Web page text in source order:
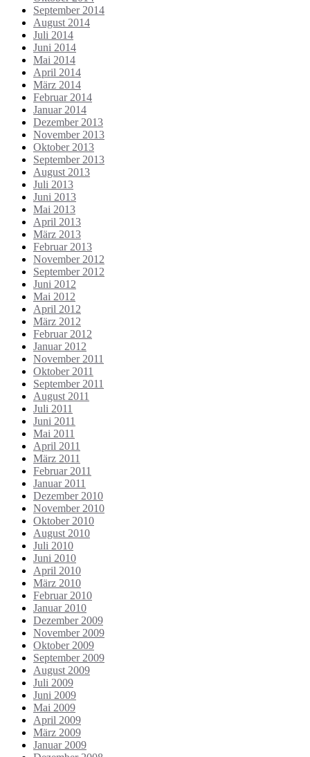
September 2014
August 2014
Juli 2014
Juni 2014
Mai 2014
April 2014
März 2014
Februar 2014
Januar 2014
Dezember 2013
November 2013
Oktober 2013
September 2013
August 2013
Juli 2013
Juni 2013
Mai 2013
April 2013
März 2013
Februar 2013
November 2012
September 2012
Juni 2012
Mai 2012
April 2012
März 2012
Februar 2012
Januar 2012
November 2011
Oktober 2011
September 2011
August 2011
Juli 2011
Juni 2011
Mai 2011
April 2011
März 2011
Februar 2011
Januar 2011
Dezember 2010
November 2010
Oktober 2010
August 2010
Juli 2010
Juni 2010
April 2010
März 2010
Februar 2010
Januar 2010
Dezember 2009
November 2009
Oktober 2009
September 2009
August 2009
Juli 2009
Juni 2009
Mai 2009
April 2009
März 2009
Januar 2009